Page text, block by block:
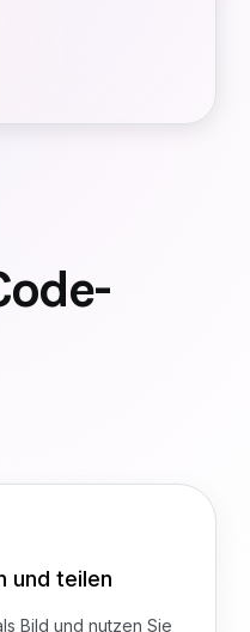
und teilen
Bild und nutzen Sie